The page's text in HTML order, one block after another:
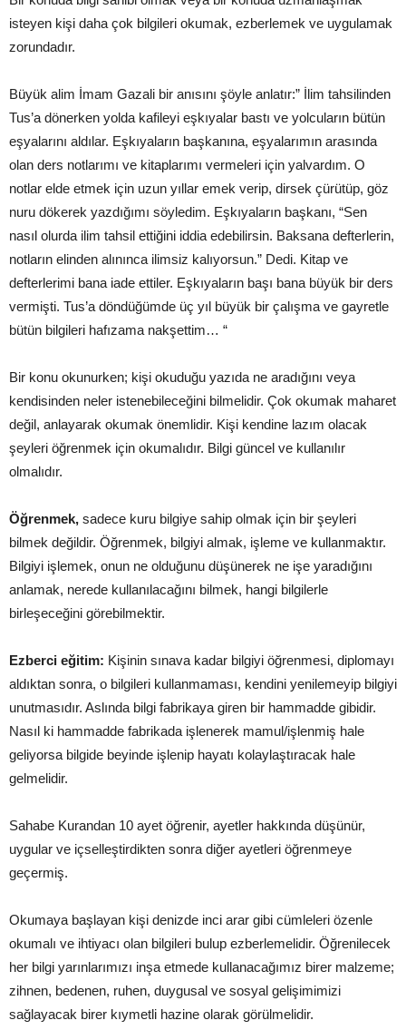
isteyen kişi daha çok bilgileri okumak, ezberlemek ve uygulamak
zorundadır.
Büyük alim İmam Gazali bir anısını şöyle anlatır:” İlim tahsilinden
Tus’a dönerken yolda kafileyi eşkıyalar bastı ve yolcuların bütün
eşyalarını aldılar. Eşkıyaların başkanına, eşyalarımın arasında
olan ders notlarımı ve kitaplarımı vermeleri için yalvardım. O
notlar elde etmek için uzun yıllar emek verip, dirsek çürütüp, göz
nuru dökerek yazdığımı söyledim. Eşkıyaların başkanı, “Sen
nasıl olurda ilim tahsil ettiğini iddia edebilirsin. Baksana defterlerin,
notların elinden alınınca ilimsiz kalıyorsun.” Dedi. Kitap ve
defterlerimi bana iade ettiler. Eşkıyaların başı bana büyük bir ders
vermişti. Tus’a döndüğümde üç yıl büyük bir çalışma ve gayretle
bütün bilgileri hafızama nakşettim… “
Bir konu okunurken; kişi okuduğu yazıda ne aradığını veya
kendisinden neler istenebileceğini bilmelidir. Çok okumak maharet
değil, anlayarak okumak önemlidir. Kişi kendine lazım olacak
şeyleri öğrenmek için okumalıdır. Bilgi güncel ve kullanılır
olmalıdır.
Öğrenmek, sadece kuru bilgiye sahip olmak için bir şeyleri
bilmek değildir. Öğrenmek, bilgiyi almak, işleme ve kullanmaktır.
Bilgiyi işlemek, onun ne olduğunu düşünerek ne işe yaradığını
anlamak, nerede kullanılacağını bilmek, hangi bilgilerle
birleşeceğini görebilmektir.
Ezberci eğitim: Kişinin sınava kadar bilgiyi öğrenmesi, diplomayı
aldıktan sonra, o bilgileri kullanmaması, kendini yenilemeyip bilgiyi
unutmasıdır. Aslında bilgi fabrikaya giren bir hammadde gibidir.
Nasıl ki hammadde fabrikada işlenerek mamul/işlenmiş hale
geliyorsa bilgide beyinde işlenip hayatı kolaylaştıracak hale
gelmelidir.
Sahabe Kurandan 10 ayet öğrenir, ayetler hakkında düşünür,
uygular ve içselleştirdikten sonra diğer ayetleri öğrenmeye
geçermiş.
Okumaya başlayan kişi denizde inci arar gibi cümleleri özenle
okumalı ve ihtiyacı olan bilgileri bulup ezberlemelidir. Öğrenilecek
her bilgi yarınlarımızı inşa etmede kullanacağımız birer malzeme;
zihnen, bedenen, ruhen, duygusal ve sosyal gelişimimizi
sağlayacak birer kıymetli hazine olarak görülmelidir.